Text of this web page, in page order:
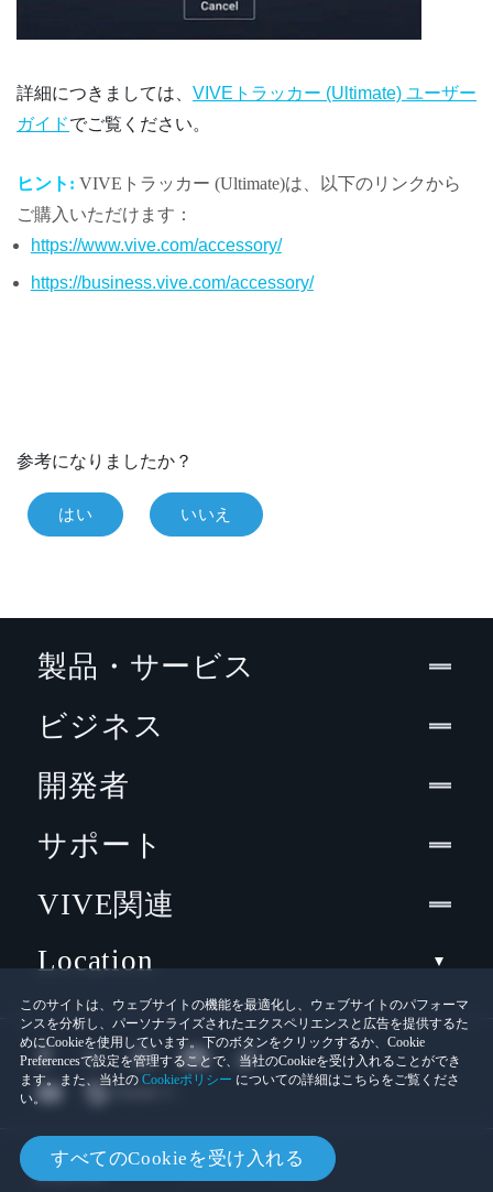
詳細につきましては、 VIVEトラッカー (Ultimate) ユーザー
ガイドでご覧ください。
ヒント: VIVEトラッカー (Ultimate)は、以下のリンクから
ご購入いただけます：
https://www.vive.com/accessory/
https://business.vive.com/accessory/
参考になりましたか？
はい いいえ
このサイトは、ウェブサイトの機能を最適化し、ウェブサイトのパフォーマ
ンスを分析し、パーソナライズされたエクスペリエンスと広告を提供するた
めにCookieを使用しています。下のボタンをクリックするか、Cookie
Preferencesで設定を管理することで、当社のCookieを受け入れることができ
ます。また、当社の Cookieポリシー についての詳細はこちらをご覧くださ
い。
すべてのCookieを受け入れる
製品・サービス
ビジネス
開発者
サポート
VIVE関連
Location
© 2011-2026 HTC Corporation
法的情報
Cookies